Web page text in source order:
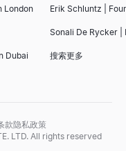
London
Dubai
Erik Schluntz |
Sonali De Rycker |
搜索更多
款隐私政策
LTD. All rights reserved